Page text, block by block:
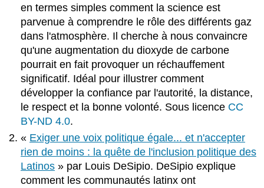
en termes simples comment la science est
parvenue à comprendre le rôle des différents gaz
dans l'atmosphère. Il cherche à nous convaincre
qu'une augmentation du dioxyde de carbone
pourrait en fait provoquer un réchauffement
significatif. Idéal pour illustrer comment
développer la confiance par l'autorité, la distance,
le respect et la bonne volonté. Sous licence CC
BY-ND 4.0.
« Exiger une voix politique égale... et n'accepter
rien de moins : la quête de l'inclusion politique des
Latinos » par Louis DeSipio. DeSipio explique
comment les communautés latinx ont